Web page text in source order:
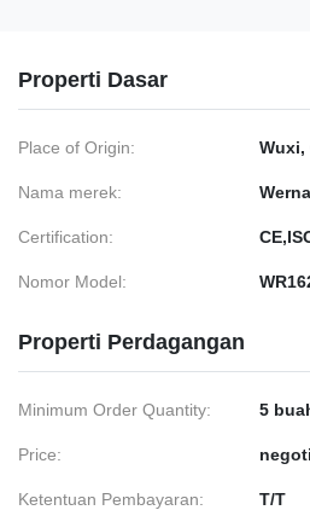
Properti Dasar
Place of Origin: Wuxi,
Nama merek: Werna
Certification:
Nomor Model:
Properti Perdagangan
Minimum Order Quantity: 5
Price:
Ketentuan Pembayaran: T/T